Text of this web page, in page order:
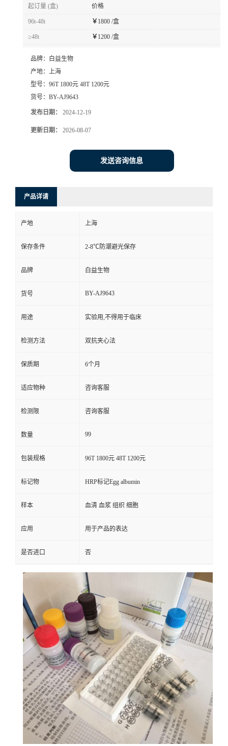
起订量 (盒) 价格
96t-48t ￥ 1800 /盒
≥48t ￥ 1200 /盒
品牌：
白益生物
产地： 上海
型号： 96T 1800元 48T 1200元
货号： BY-AJ9643
发布日期： 2024-12-19
更新日期： 2026-08-07
发送咨询信息
产品详请
产地 上海
保存条件 2-8℃防潮避光保存
品牌 白益生物
货号 BY-AJ9643
用途 实验用,不得用于临床
检测方法 双抗夹心法
保质期 6个月
适应物种 咨询客服
检测限 咨询客服
数量 99
包装规格 96T 1800元 48T 1200元
标记物 HRP标记Egg albumin
样本 血清 血浆 组织 细胞
应用 用于产品的表达
是否进口 否